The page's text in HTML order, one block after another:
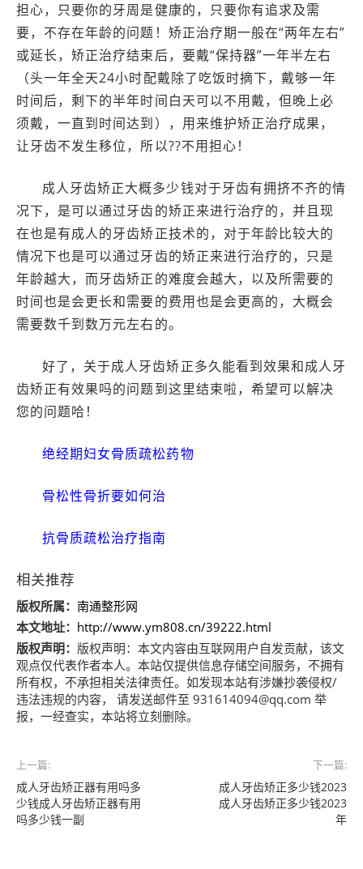
担心，只要你的牙周是健康的，只要你有追求及需
要，不存在年龄的问题！矫正治疗期一般在“两年左右”
或延长，矫正治疗结束后，要戴“保持器”一年半左右
（头一年全天24小时配戴除了吃饭时摘下，戴够一年
时间后，剩下的半年时间白天可以不用戴，但晚上必
须戴，一直到时间达到），用来维护矫正治疗成果，
让牙齿不发生移位，所以??不用担心！
成人牙齿矫正大概多少钱对于牙齿有拥挤不齐的情
况下，是可以通过牙齿的矫正来进行治疗的，并且现
在也是有成人的牙齿矫正技术的，对于年龄比较大的
情况下也是可以通过牙齿的矫正来进行治疗的，只是
年龄越大，而牙齿矫正的难度会越大，以及所需要的
时间也是会更长和需要的费用也是会更高的，大概会
需要数千到数万元左右的。
好了，关于成人牙齿矫正多久能看到效果和成人牙
齿矫正有效果吗的问题到这里结束啦，希望可以解决
您的问题哈！
绝经期妇女骨质疏松药物
骨松性骨折要如何治
抗骨质疏松治疗指南
相关推荐
版权所属： 南通整形网
本文地址： http://www.ym808.cn/39222.html
版权声明： 版权声明： 本文内容由互联网用户自发贡献，该文
观点仅代表作者本人。本站仅提供信息存储空间服务，不拥有
所有权，不承担相关法律责任。如发现本站有涉嫌抄袭侵权/
违法违规的内容， 请发送邮件至 931614094@qq.com 举
报，一经查实，本站将立刻删除。
上一篇:
成人牙齿矫正器有用吗多
少钱成人牙齿矫正器有用
吗多少钱一副
下一篇:
成人牙齿矫正多少钱2023
成人牙齿矫正多少钱2023
年